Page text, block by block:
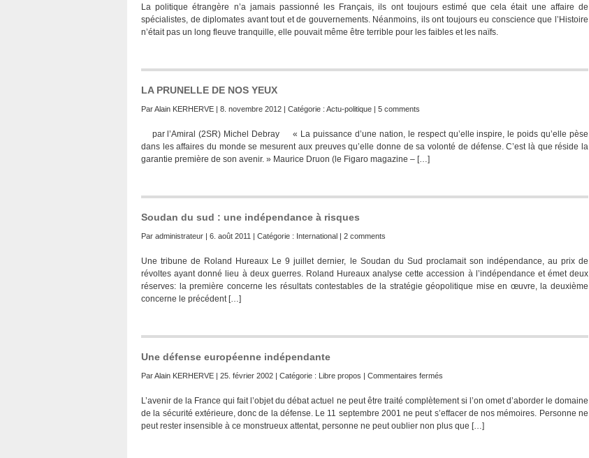
La politique étrangère n’a jamais passionné les Français, ils ont toujours estimé que cela était une affaire de
spécialistes, de diplomates avant tout et de gouvernements. Néanmoins, ils ont toujours eu conscience que l’Histoire
n’était pas un long fleuve tranquille, elle pouvait même être terrible pour les faibles et les naïfs.
LA PRUNELLE DE NOS YEUX
ParAlain KERHERVE | 8. novembre 2012 | Catégorie : Actu-politique | 5 comments
par l’Amiral (2SR) Michel Debray « La puissance d’une nation, le respect qu’elle inspire, le poids qu’elle pèse
dans les affaires du monde se mesurent aux preuves qu’elle donne de sa volonté de défense. C’est là que réside la
garantie première de son avenir. » Maurice Druon (le Figaro magazine – […]
Soudan du sud : une indépendance à risques
Par administrateur | 6. août 2011 | Catégorie : International | 2 comments
Une tribune de Roland Hureaux Le 9 juillet dernier, le Soudan du Sud proclamait son indépendance, au prix de
révoltes ayant donné lieu à deux guerres. Roland Hureaux analyse cette accession à l’indépendance et émet deux
réserves: la première concerne les résultats contestables de la stratégie géopolitique mise en œuvre, la deuxième
concerne le précédent […]
Une défense européenne indépendante
ParAlain KERHERVE | 25. février 2002 | Catégorie : Libre propos | Commentaires fermés
défense
européenne
indépendante
L’avenir de la France qui fait l’objet du débat actuel ne peut être traité complètement si l’on omet d’aborder le domaine
de la sécurité extérieure, donc de la défense. Le 11 septembre 2001 ne peut s’effacer de nos mémoires. Personne ne
peut rester insensible à ce monstrueux attentat, personne ne peut oublier non plus que […]